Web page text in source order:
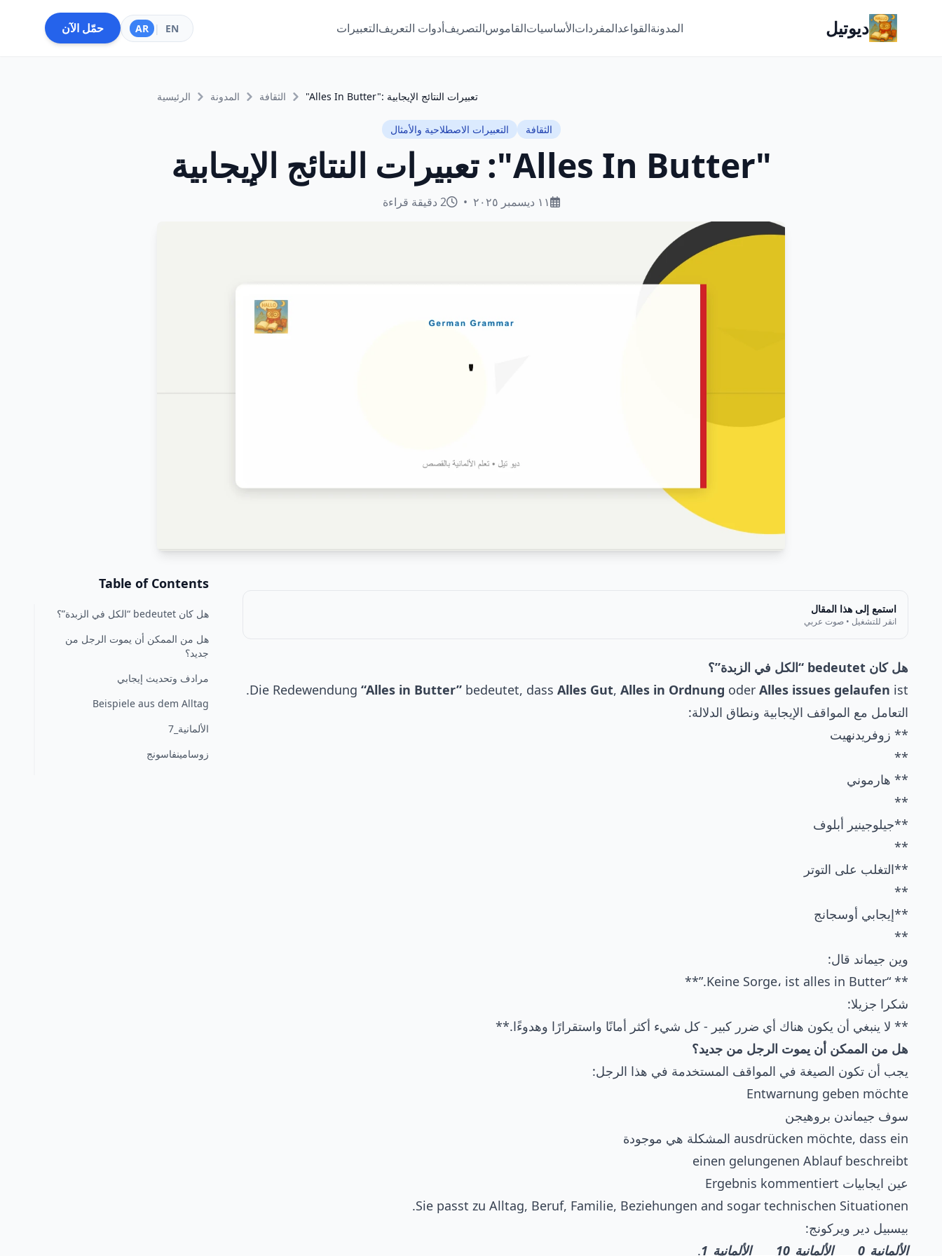
ديوتيل المدونةالقواعدالمفرداتالأساسياتالقاموسالتصريفأدوات التعريفالتعبيرات EN
|
AR حمّل الآن
الرئيسية المدونة الثقافة "Alles In Butter": تعبيرات النتائج الإيجابية
الثقافة التعبيرات الاصطلاحية والأمثال
"Alles In Butter": تعبيرات النتائج الإيجابية
١١ ديسمبر ٢٠٢٥ • 2 دقيقة قراءة
استمع إلى هذا المقال
انقر للتشغيل • صوت عربي
هل كان bedeutet “الكل في الزبدة”؟
Die Redewendung “Alles in Butter” bedeutet, dass Alles Gut, Alles in Ordnung oder Alles issues gelaufen ist.
التعامل مع المواقف الإيجابية ونطاق الدلالة:
** زوفريدنهيت
**
** هارموني
**
**جيلوجينير أبلوف
**
**التغلب على التوتر
**
**إيجابي أوسجانج
**
وين جيماند قال:
** “Keine Sorge، ist alles in Butter.”**
شكرا جزيلا:
** لا ينبغي أن يكون هناك أي ضرر كبير - كل شيء أكثر أمانًا واستقرارًا وهدوءًا.**
هل من الممكن أن يموت الرجل من جديد؟
يجب أن تكون الصيغة في المواقف المستخدمة في هذا الرجل:
Entwarnung geben möchte
سوف جيماندن بروهيجن
ausdrücken möchte, dass ein المشكلة هي موجودة
einen gelungenen Ablauf beschreibt
عين ايجابيات Ergebnis kommentiert
Sie passt zu Alltag, Beruf, Familie, Beziehungen and sogar technischen Situationen.
بيسبيل دير ويركونج:
الألمانية_0_____الألمانية_10_____الألمانية_1
.
Table of Contents
هل كان bedeutet “الكل في الزبدة”؟
هل من الممكن أن يموت الرجل من
جديد؟
مرادف وتحديث إيجابي
Beispiele aus dem Alltag
الألمانية_7
زوسامينفاسونج